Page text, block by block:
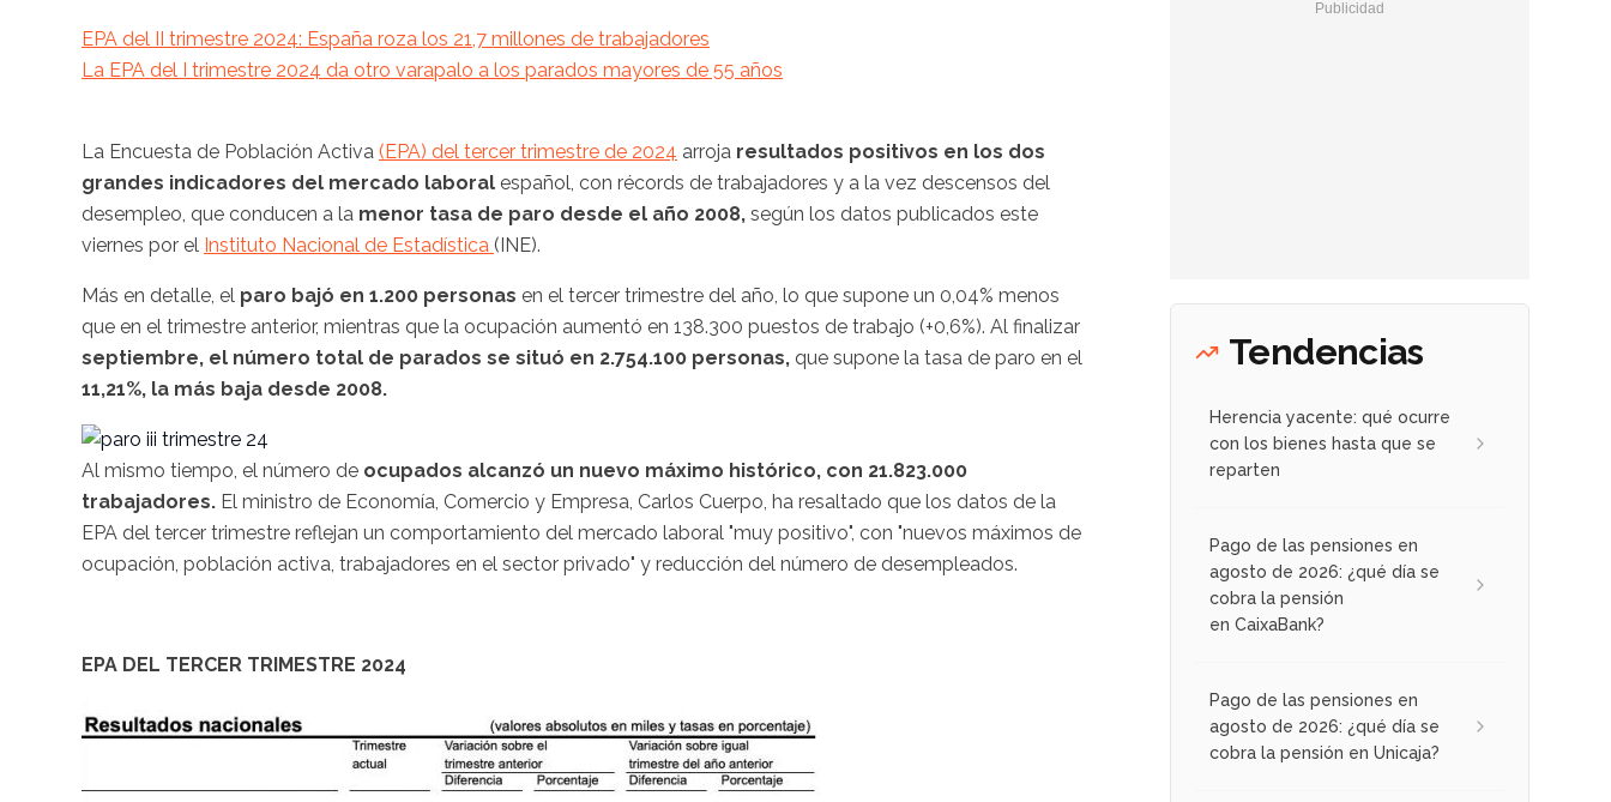
EPA del II trimestre 2024: España roza los 21,7 millones de trabajadores
La EPA del I trimestre 2024 da otro varapalo a los parados mayores de 55 años
La Encuesta de Población Activa (EPA) del tercer trimestre de 2024 arroja resultados positivos en los dos
grandes indicadores del mercado laboral español, con récords de trabajadores y a la vez descensos del
desempleo, que conducen a la menor tasa de paro desde el año 2008, según los datos publicados este
viernes por el Instituto Nacional de Estadística (INE).
Más en detalle, el paro bajó en 1.200 personas en el tercer trimestre del año, lo que supone un 0,04% menos
que en el trimestre anterior, mientras que la ocupación aumentó en 138.300 puestos de trabajo (+0,6%). Al finalizar
septiembre, el número total de parados se situó en 2.754.100 personas, que supone la tasa de paro en el
11,21%, la más baja desde 2008.
Al mismo tiempo, el número de ocupados alcanzó un nuevo máximo histórico, con 21.823.000
trabajadores. El ministro de Economía, Comercio y Empresa, Carlos Cuerpo, ha resaltado que los datos de la
EPA del tercer trimestre reflejan un comportamiento del mercado laboral "muy positivo", con "nuevos máximos de
ocupación, población activa, trabajadores en el sector privado" y reducción del número de desempleados.
EPA DEL TERCER TRIMESTRE 2024
Tendencias
Herencia yacente: qué ocurre
con los bienes hasta que se
reparten
Pago de las pensiones en
agosto de 2026: ¿qué día se
cobra la pensión
en CaixaBank?
Pago de las pensiones en
agosto de 2026: ¿qué día se
cobra la pensión en Unicaja?